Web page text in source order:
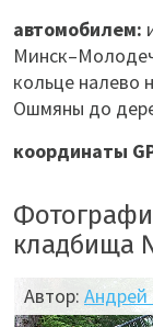
автомобилем:
кольце налево
Ошмяны до
координаты
кладбища
Автор: Андрей